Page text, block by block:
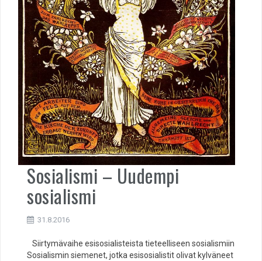
Sosialismi – Uudempi
sosialismi
31.8.2016
Siirtymävaihe esisosialisteista tieteelliseen sosialismiin
Sosialismin siemenet, jotka esisosialistit olivat kylväneet